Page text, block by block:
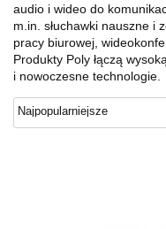
audio i wideo do
m.in. słuchawki nauszne i
pracy biurowej,
Produkty Poly łączą
i nowoczesne technologie.